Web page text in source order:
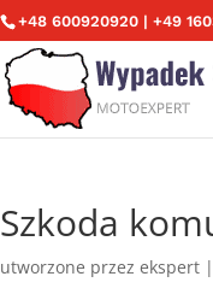
+48 600920920 | +49
Szkoda
utworzone przezekspert |